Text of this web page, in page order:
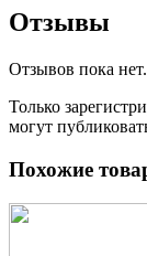
Отзывы
Отзывов пока нет.
Только
могут
Похожие